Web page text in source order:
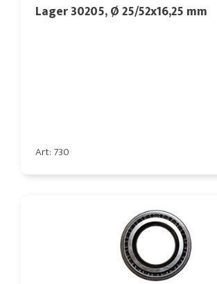
Lager 30205, Ø 25/52x16,25 mm
Art: 730